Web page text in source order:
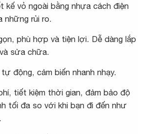
kế vỏ ngoài bằng nhựa cách điện
những rủi ro.
phù hợp và tiện lợi. Dễ dàng lắp
sửa chữa.
động, cảm biến nhanh nhạy.
tiết kiệm thời gian, đảm bảo độ
tối đa so với khi bạn đi đến như